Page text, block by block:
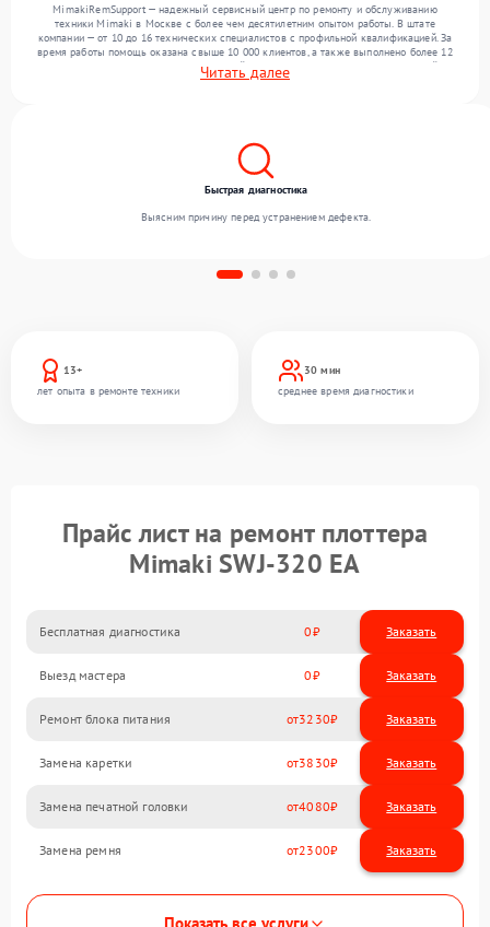
MimakiRemSupport — надежный сервисный центр по ремонту и обслуживанию
техники Mimaki в Москве с более чем десятилетним опытом работы. В штате
компании — от 10 до 16 технических специалистов с профильной квалификацией. За
время работы помощь оказана свыше 10 000 клиентов, а также выполнено более 12
000 ремонтов. Ежемесячно в сервисный центр поступает более 300 обращений,
включая , , . Мы беремся за задачи любой сложности и гарантируем высокое
Читать далее
13+
лет опыта в ремонте техники
30 мин
среднее время диагностики
Быстрая диагностика
Выясним причину перед устранением дефекта.
Прайс лист на ремонт плоттера
Mimaki SWJ-320 EA
Бесплатная диагностика 0 Заказать
Выезд мастера 0 Заказать
Ремонт блока питания 3230
Замена каретки 3830
Замена печатной головки 4080
Замена ремня 2300